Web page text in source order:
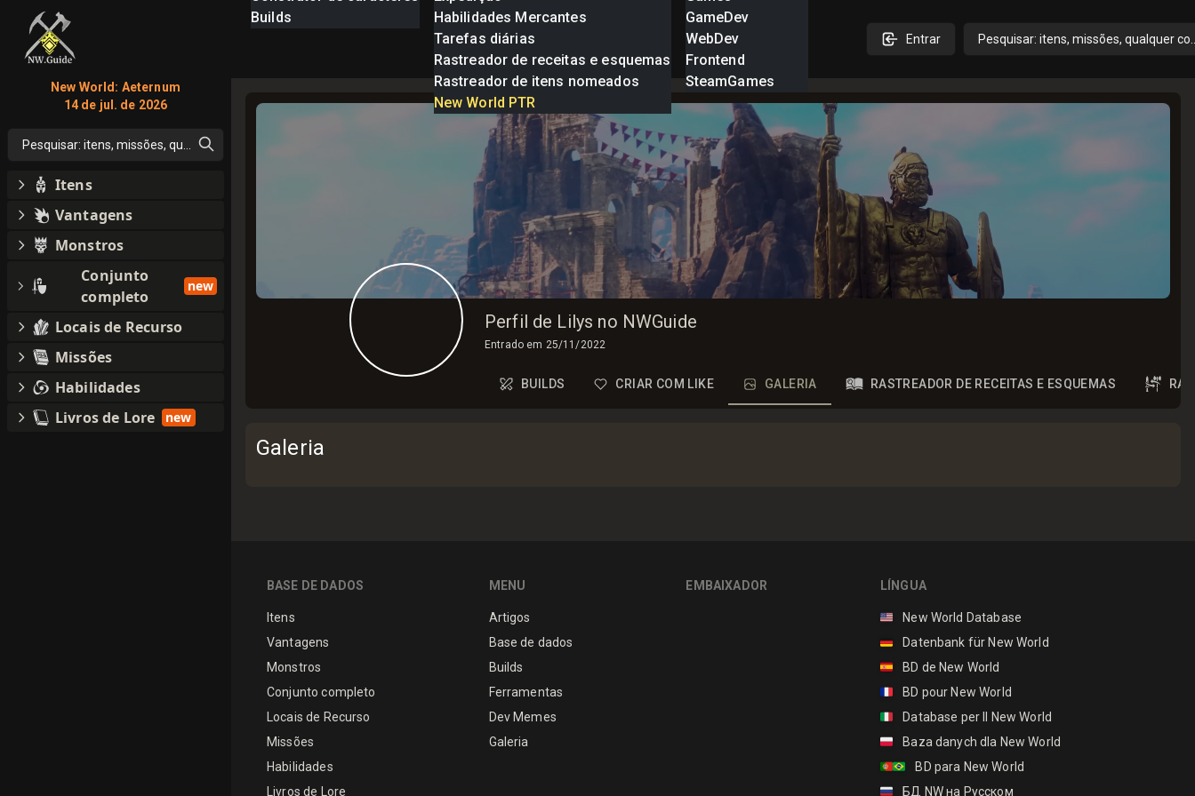
Builds
Habilidades Mercantes
Tarefas diárias
Rastreador de receitas e esquemas
Rastreador de itens nomeados
New World PTR
GameDev
WebDev
Frontend
SteamGames
Entrar Pesquisar: itens, missões, qualquer
Perfil de Lilys no NWGuide
Entrado em 25/11/2022
BUILDS CRIAR COM LIKE GALERIA RASTREADOR DE RECEITAS E ESQUEMAS
Galeria
BASE DE DADOS
Itens
Vantagens
Monstros
Conjunto completo
Locais de Recurso
Missões
Habilidades
Livros de Lore
MENU
Artigos
Base de dados
Builds
Ferramentas
Dev Memes
Galeria
EMBAIXADOR LÍNGUA
🇺🇸
New World Database
🇩🇪
Datenbank für New World
🇪🇸
BD de New World
🇫🇷
BD pour New World
🇮🇹
Database per Il New World
🇵🇱
Baza danych dla New World
🇵🇹🇧🇷
BD para New World
🇷🇺
БД NW на Русском
New World: Aeternum
14 de jul. de 2026
Pesquisar: itens, missões, qualquer coisa
Itens
Vantagens
Monstros
Conjunto
completo
new
Locais de Recurso
Missões
Habilidades
Livros de Lore
new